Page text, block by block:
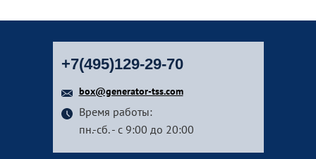
+7(495)129-29-70
box@generator-tss.com
Время работы:
пн.-сб. - с 9:00 до 20:00